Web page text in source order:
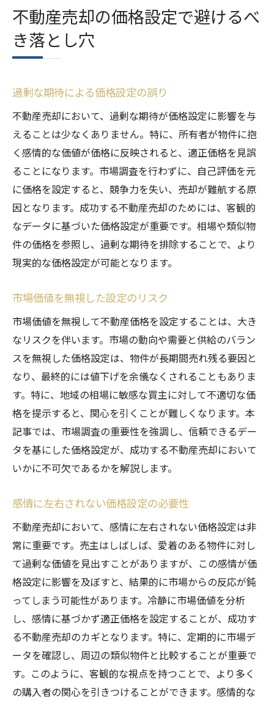
不動産売却の価格設定で避けるべ
き落とし穴
過剰な期待による価格設定の誤り
不動産売却において、過剰な期待が価格設定に影響を与
えることは少なくありません。特に、所有者が物件に抱
く感情的な価値が価格に反映されると、適正価格を見誤
ることになります。市場調査を行わずに、自己評価を元
に価格を設定すると、競争力を失い、売却が難航する原
因となります。成功する不動産売却のためには、客観的
なデータに基づいた価格設定が重要です。相場や類似物
件の価格を参照し、過剰な期待を排除することで、より
現実的な価格設定が可能となります。
市場価値を無視した設定のリスク
市場価値を無視して不動産価格を設定することは、大き
なリスクを伴います。市場の動向や需要と供給のバラン
スを無視した価格設定は、物件が長期間売れ残る要因と
なり、最終的には値下げを余儀なくされることもありま
す。特に、地域の相場に敏感な買主に対して不適切な価
格を提示すると、関心を引くことが難しくなります。本
記事では、市場調査の重要性を強調し、信頼できるデー
タを基にした価格設定が、成功する不動産売却において
いかに不可欠であるかを解説します。
感情に左右されない価格設定の必要性
不動産売却において、感情に左右されない価格設定は非
常に重要です。売主はしばしば、愛着のある物件に対し
て過剰な価値を見出すことがありますが、この感情が価
格設定に影響を及ぼすと、結果的に市場からの反応が鈍
ってしまう可能性があります。冷静に市場価値を分析
し、感情に基づかず適正価格を設定することが、成功す
る不動産売却のカギとなります。特に、定期的に市場デ
ータを確認し、周辺の類似物件と比較することが重要で
す。このように、客観的な視点を持つことで、より多く
の購入者の関心を引きつけることができます。感情的な